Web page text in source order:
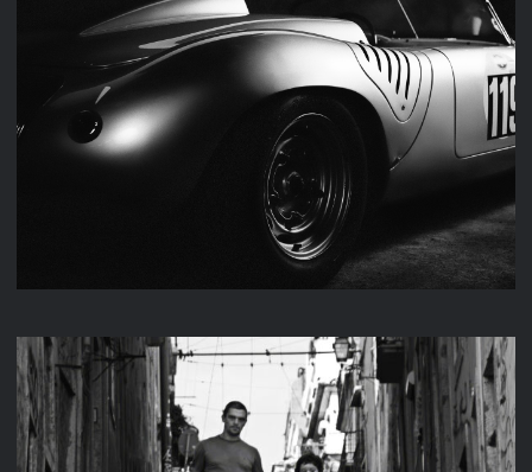
M & K FAHRZEUGTECHNIK